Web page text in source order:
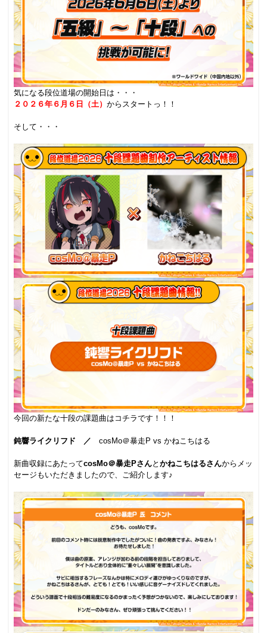
気になる段位道場の開始日は・・・
２０２６年６月６日（土）からスタートっ！！
そして・・・
今回の新たな十段の課題曲はコチラです！！！
鈍響ライクリフド ／cosMo＠暴走P vs かねこちはる
新曲収録にあたってcosMo＠暴走Pさんとかねこちはるさんからメッ
セージもいただきましたので、ご紹介します♪